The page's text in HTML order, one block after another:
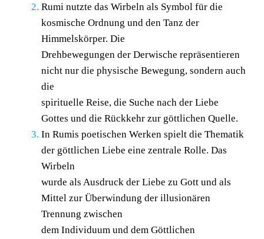
Rumi nutzte das Wirbeln als Symbol für die
kosmische Ordnung und den Tanz der
Himmelskörper. Die
Drehbewegungen der Derwische repräsentieren
nicht nur die physische Bewegung, sondern auch
die
spirituelle Reise, die Suche nach der Liebe
Gottes und die Rückkehr zur göttlichen Quelle.
In Rumis poetischen Werken spielt die Thematik
der göttlichen Liebe eine zentrale Rolle. Das
Wirbeln
wurde als Ausdruck der Liebe zu Gott und als
Mittel zur Überwindung der illusionären
Trennung zwischen
dem Individuum und dem Göttlichen